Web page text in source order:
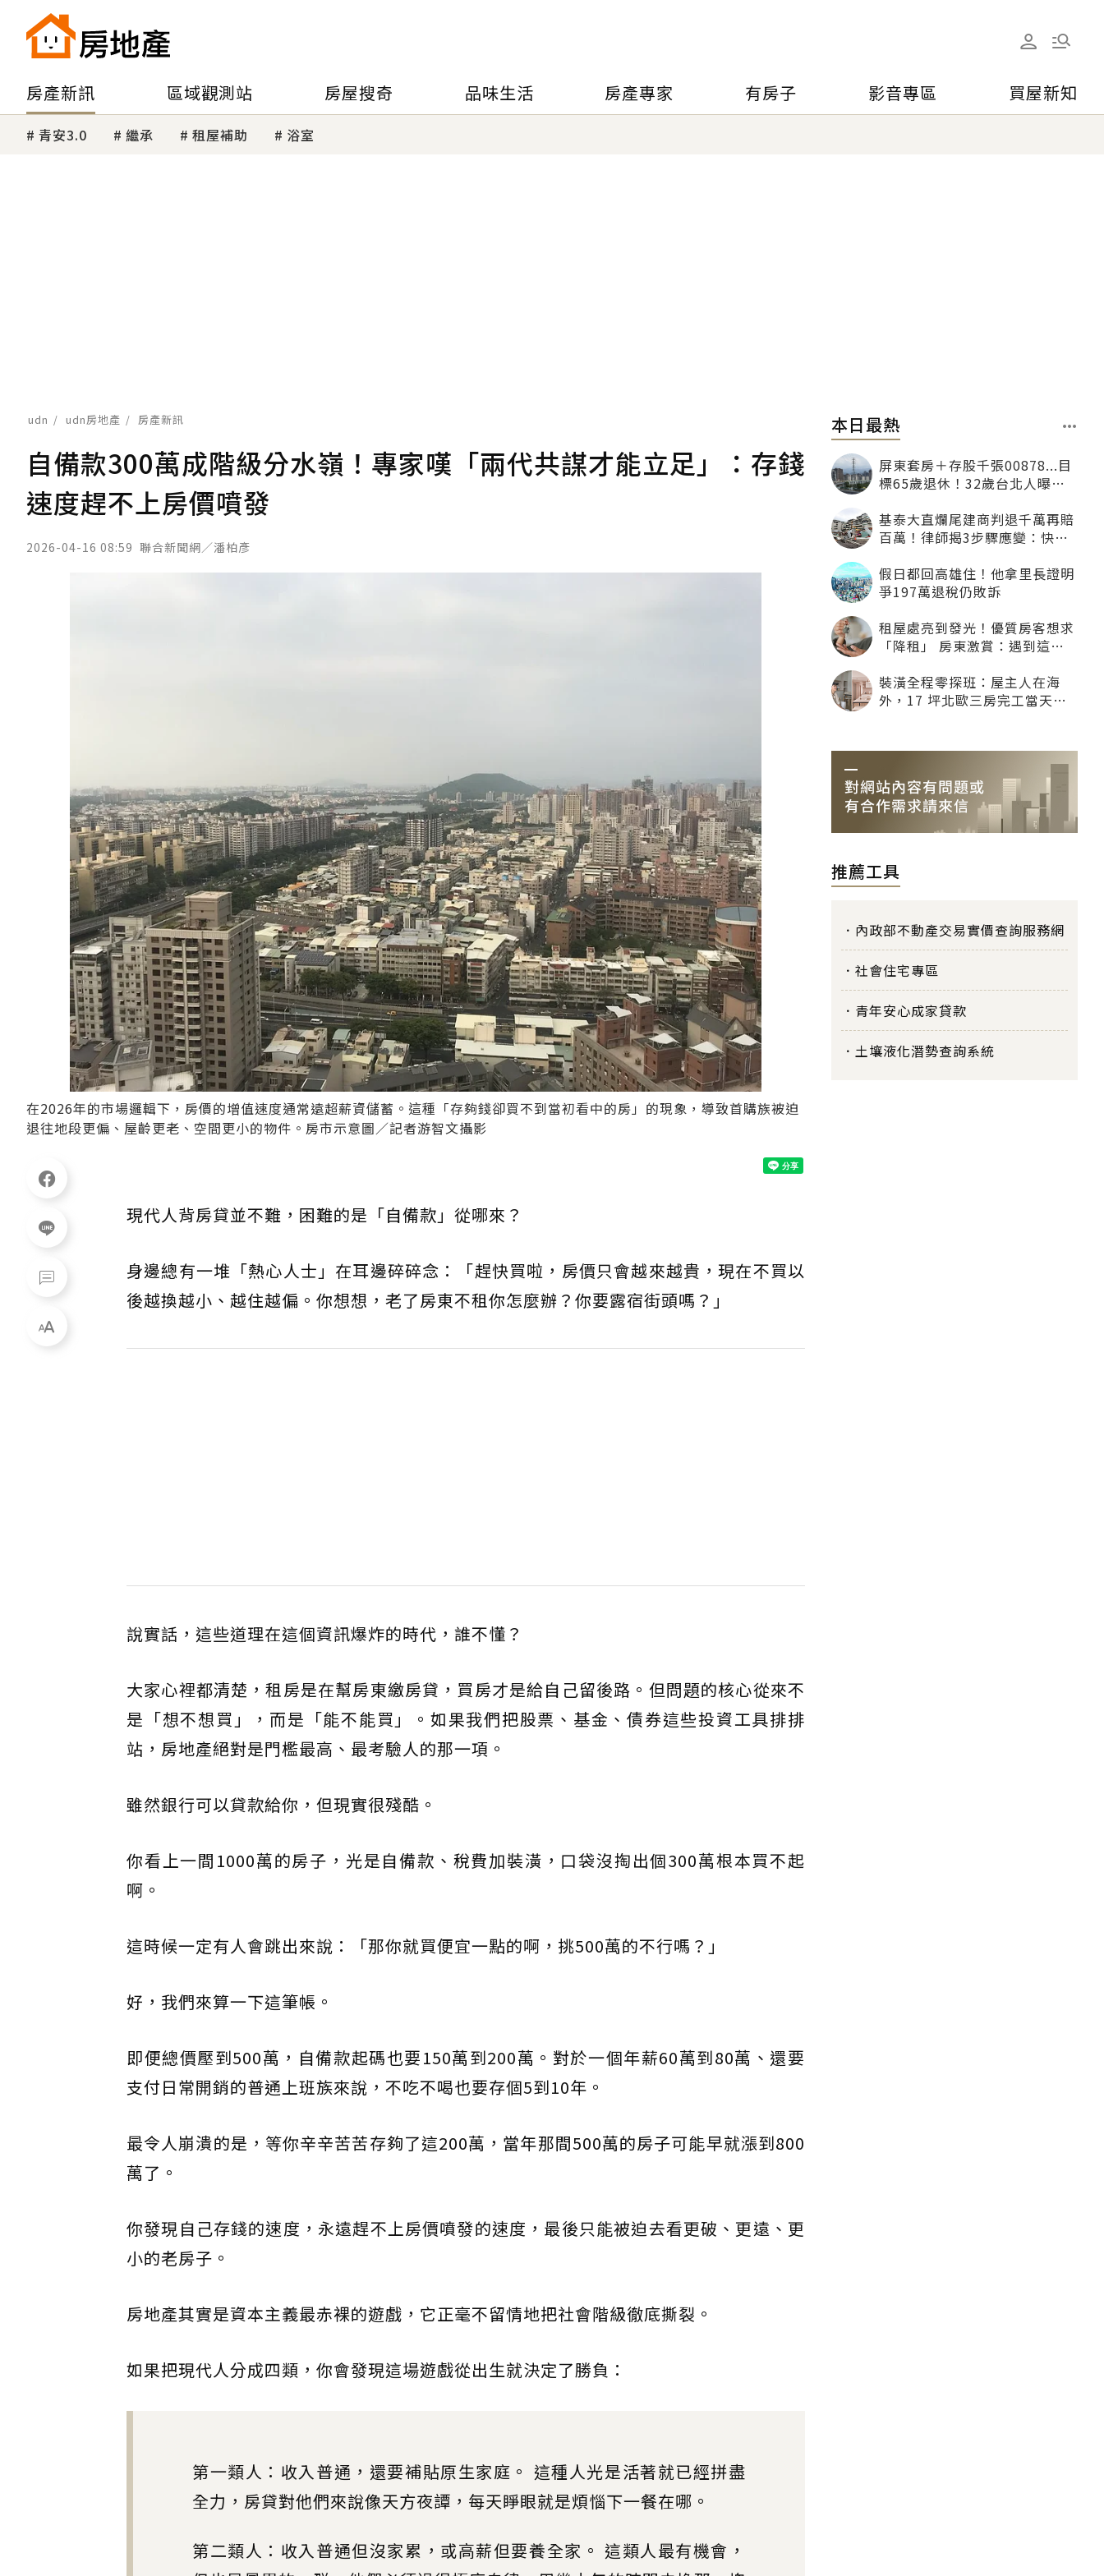
房產新訊 區域觀測站 房屋搜奇 品味生活 房產專家 有房子 影音專區 買屋新知
青安3.0 繼承 租屋補助 浴室
udn udn房地產 房產新訊
自備款300萬成階級分水嶺！專家嘆「兩代共謀才能立足」：存錢
速度趕不上房價噴發
2026-04-16 08:59 聯合新聞網／潘柏彥
在2026年的市場邏輯下，房價的增值速度通常遠超薪資儲蓄。這種「存夠錢卻買不到當初看中的房」的現象，導致首購族被迫
退往地段更偏、屋齡更老、空間更小的物件。房市示意圖／記者游智文攝影
現代人背房貸並不難，困難的是「自備款」從哪來？
身邊總有一堆「熱心人士」在耳邊碎碎念：「趕快買啦，房價只會越來越貴，現在不買以
後越換越小、越住越偏。你想想，老了房東不租你怎麼辦？你要露宿街頭嗎？」
說實話，這些道理在這個資訊爆炸的時代，誰不懂？
大家心裡都清楚，租房是在幫房東繳房貸，買房才是給自己留後路。但問題的核心從來不
是「想不想買」，而是「能不能買」。如果我們把股票、基金、債券這些投資工具排排
站，房地產絕對是門檻最高、最考驗人的那一項。
雖然銀行可以貸款給你，但現實很殘酷。
你看上一間1000萬的房子，光是自備款、稅費加裝潢，口袋沒掏出個300萬根本買不起
啊。
這時候一定有人會跳出來說：「那你就買便宜一點的啊，挑500萬的不行嗎？」
好，我們來算一下這筆帳。
即便總價壓到500萬，自備款起碼也要150萬到200萬。對於一個年薪60萬到80萬、還要
支付日常開銷的普通上班族來說，不吃不喝也要存個5到10年。
最令人崩潰的是，等你辛辛苦苦存夠了這200萬，當年那間500萬的房子可能早就漲到800
萬了。
你發現自己存錢的速度，永遠趕不上房價噴發的速度，最後只能被迫去看更破、更遠、更
小的老房子。
房地產其實是資本主義最赤裸的遊戲，它正毫不留情地把社會階級徹底撕裂。
如果把現代人分成四類，你會發現這場遊戲從出生就決定了勝負：
第一類人：收入普通，還要補貼原生家庭。 這種人光是活著就已經拼盡
全力，房貸對他們來說像天方夜譚，每天睜眼就是煩惱下一餐在哪。
第二類人：收入普通但沒家累，或高薪但要養全家。 這類人最有機會，
本日最熱
屏東套房＋存股千張00878...目
標65歲退休！32歲台北人曝：
基泰大直爛尾建商判退千萬再賠
百萬！律師揭3步驟應變：快通
假日都回高雄住！他拿里長證明
爭197萬退稅仍敗訴
租屋處亮到發光！優質房客想求
「降租」 房東激賞：遇到這種
裝潢全程零探班：屋主人在海
外，17 坪北歐三房完工當天才
推薦工具
內政部不動產交易實價查詢服務網
社會住宅專區
青年安心成家貸款
土壤液化潛勢查詢系統